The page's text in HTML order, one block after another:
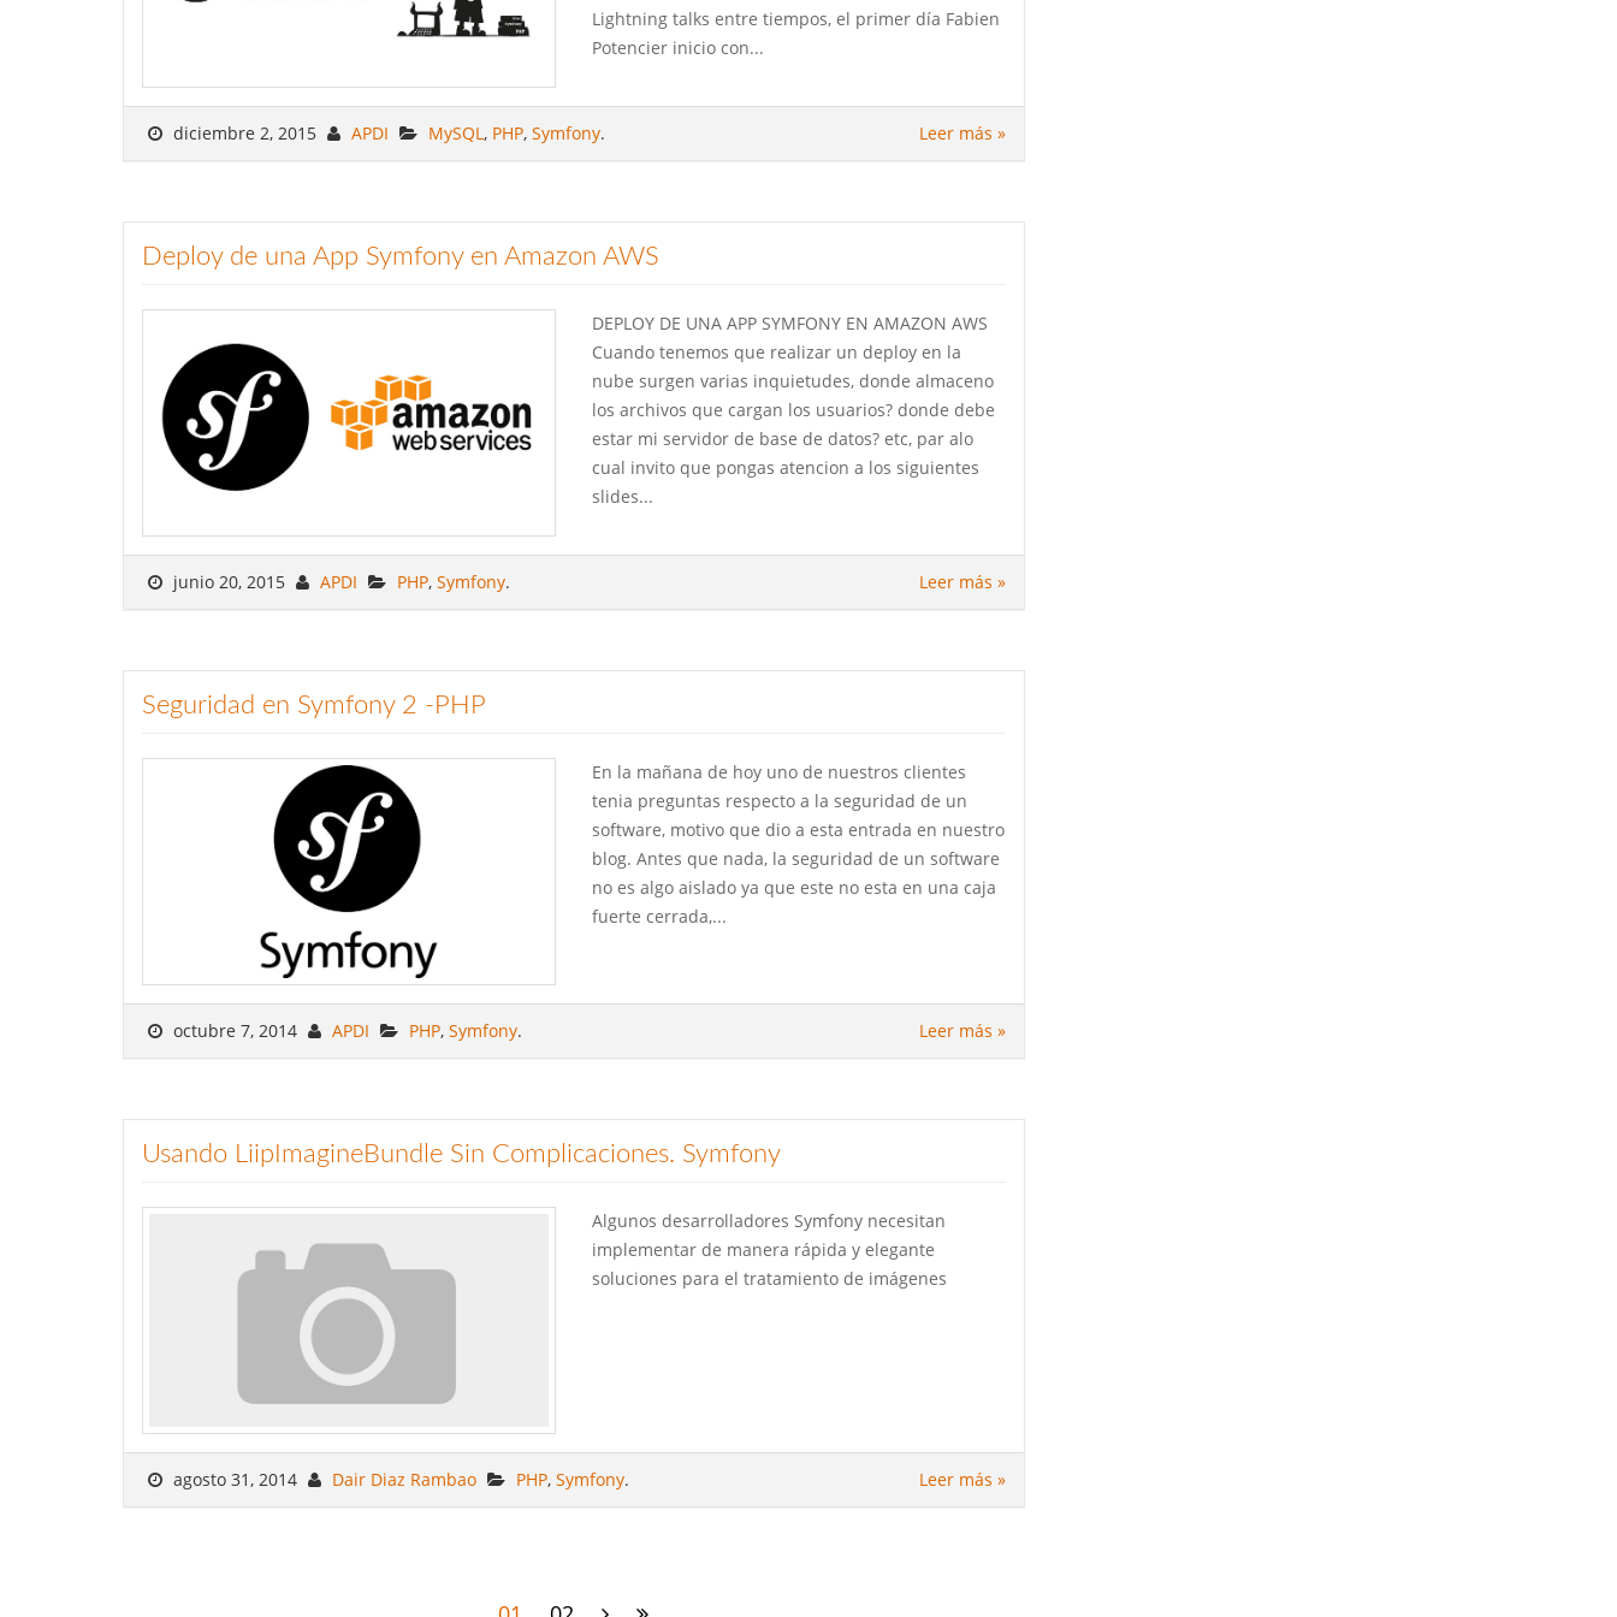
Lightning talks entre tiempos, el primer día Fabien
Potencier inicio con...
diciembre 2, 2015 APDI MySQL, PHP, Symfony. Leer más »
Deploy de una App Symfony en Amazon AWS
DEPLOY DE UNA APP SYMFONY EN AMAZON AWS
Cuando tenemos que realizar un deploy en la
nube surgen varias inquietudes, donde almaceno
los archivos que cargan los usuarios? donde debe
estar mi servidor de base de datos? etc, par alo
cual invito que pongas atencion a los siguientes
slides...
junio 20, 2015 APDI PHP, Symfony. Leer más »
Seguridad en Symfony 2 -PHP
En la mañana de hoy uno de nuestros clientes
tenia preguntas respecto a la seguridad de un
software, motivo que dio a esta entrada en nuestro
blog. Antes que nada, la seguridad de un software
no es algo aislado ya que este no esta en una caja
fuerte cerrada,...
octubre 7, 2014 APDI PHP, Symfony. Leer más »
Usando LiipImagineBundle Sin Complicaciones. Symfony
Algunos desarrolladores Symfony necesitan
implementar de manera rápida y elegante
soluciones para el tratamiento de imágenes
agosto 31, 2014 Dair Diaz Rambao PHP, Symfony. Leer más »